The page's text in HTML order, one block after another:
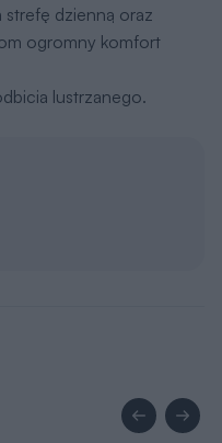
strefę dzienną oraz
ogromny komfort
lustrzanego.